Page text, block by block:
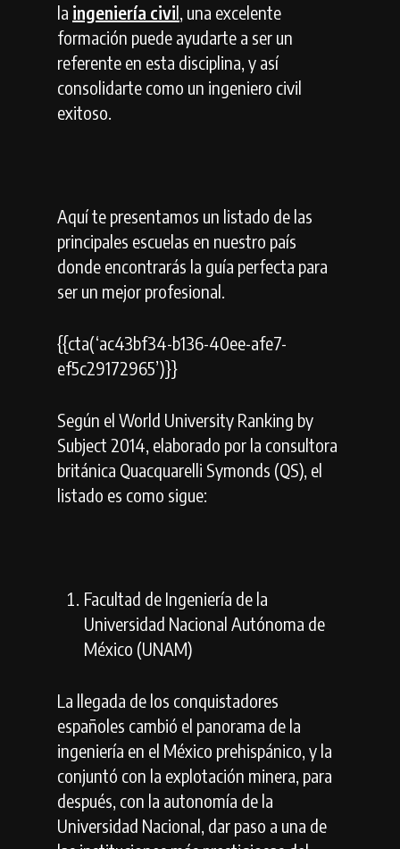
la ingeniería civil, una excelente
formación puede ayudarte a ser un
referente en esta disciplina, y así
consolidarte como un ingeniero civil
exitoso.
Aquí te presentamos un listado de las
principales escuelas en nuestro país
donde encontrarás la guía perfecta para
ser un mejor profesional.
{{cta(‘ac43bf34-b136-40ee-afe7-
ef5c29172965’)}}
Según el World University Ranking by
Subject 2014, elaborado por la consultora
británica Quacquarelli Symonds (QS), el
listado es como sigue:
Facultad de Ingeniería de la
Universidad Nacional Autónoma de
México (UNAM)
La llegada de los conquistadores
españoles cambió el panorama de la
ingeniería en el México prehispánico, y la
conjuntó con la explotación minera, para
después, con la autonomía de la
Universidad Nacional, dar paso a una de